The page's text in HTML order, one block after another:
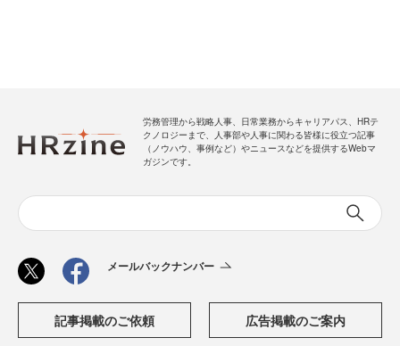
労務管理から戦略人事、日常業務からキャリアパス、HRテ
クノロジーまで、人事部や人事に関わる皆様に役立つ記事
（ノウハウ、事例など）やニュースなどを提供するWebマ
ガジンです。
メールバックナンバー
記事掲載のご依頼 広告掲載のご案内